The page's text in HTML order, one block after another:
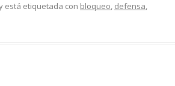
está etiquetada con bloqueo, defensa,